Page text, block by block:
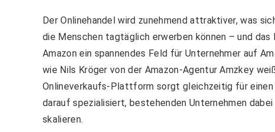
Der Onlinehandel wird zunehmend attraktiver, was
die Menschen tagtäglich erwerben können – und
Amazon ein spannendes Feld für Unternehmer auf
wie Nils Kröger von der Amazon-Agentur Amzkey
Onlineverkaufs-Plattform sorgt gleichzeitig für
darauf spezialisiert, bestehenden Unternehmen
skalieren.